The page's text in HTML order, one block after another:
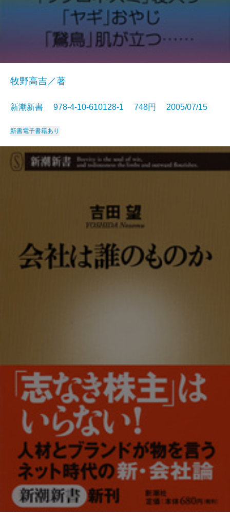
牧野高吉／著
新潮新書 978-4-10-610128-1 748円 2005/07/15
新書電子書籍あり